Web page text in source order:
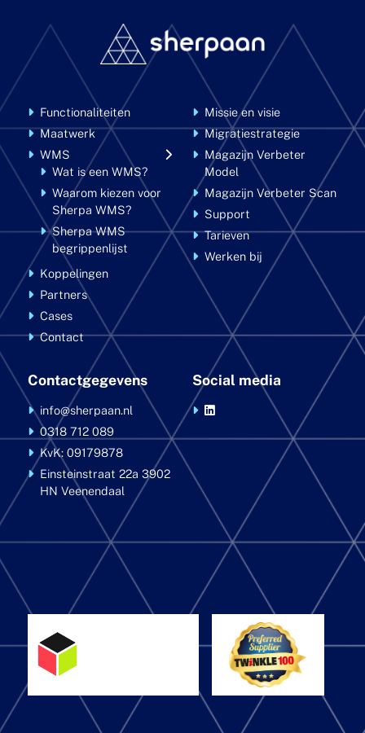
Functionaliteiten
Maatwerk
WMS
Wat is een WMS?
Waarom kiezen voor
Sherpa WMS?
Sherpa WMS
begrippenlijst
Koppelingen
Partners
Cases
Contact
Missie en visie
Migratiestrategie
Magazijn Verbeter
Model
Magazijn Verbeter Scan
Support
Tarieven
Werken bij
Contactgegevens
info@sherpaan.nl
0318 712 089
KvK: 09179878
Einsteinstraat 22a3902
HN Veenendaal
Social media